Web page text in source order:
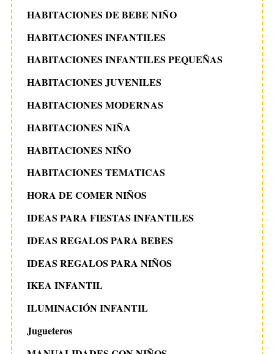
HABITACIONES DE BEBE NIÑO
HABITACIONES INFANTILES
HABITACIONES INFANTILES PEQUEÑAS
HABITACIONES JUVENILES
HABITACIONES MODERNAS
HABITACIONES NIÑA
HABITACIONES NIÑO
HABITACIONES TEMATICAS
HORA DE COMER NIÑOS
IDEAS PARA FIESTAS INFANTILES
IDEAS REGALOS PARA BEBES
IDEAS REGALOS PARA NIÑOS
IKEA INFANTIL
ILUMINACIÓN INFANTIL
Jugueteros